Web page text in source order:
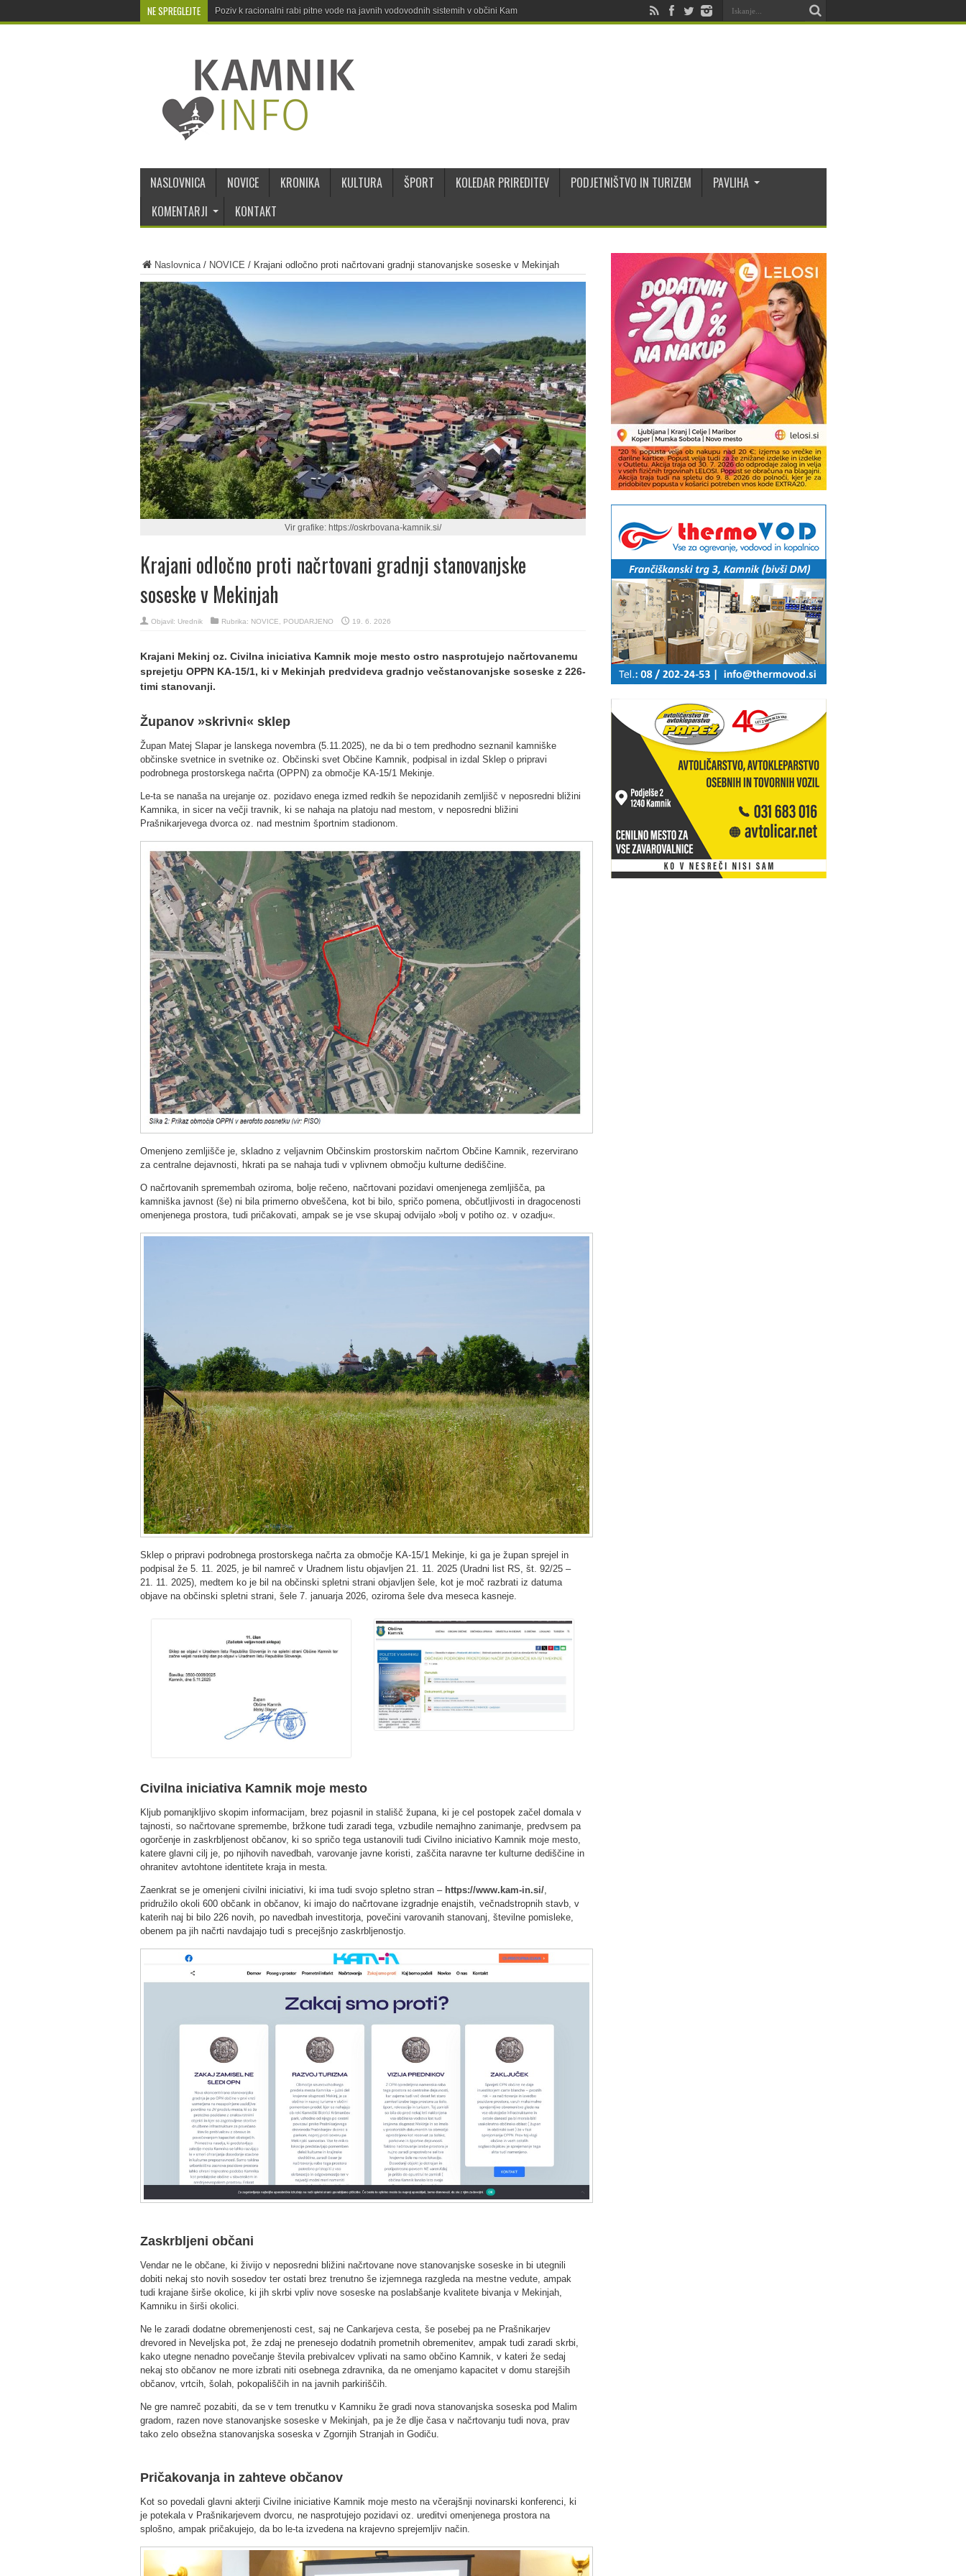
NE SPREGLEJTE Poziv k racionalni rabi pitne vode na javnih vodovodnih sistemih v občini Kamnik
NASLOVNICA NOVICE KRONIKA KULTURA ŠPORT KOLEDAR PRIREDITEV PODJETNIŠTVO IN TURIZEM
PAVLIHA
KOMENTARJI
KONTAKT
Naslovnica/ NOVICE / Krajani odločno proti načrtovani gradnji stanovanjske soseske v Mekinjah
Vir grafike: https://oskrbovana-kamnik.si/
Krajani odločno proti načrtovani gradnji stanovanjske
soseske v Mekinjah
Objavil: Urednik Rubrika: NOVICE POUDARJENO 19. 6. 2026
Krajani Mekinj oz. Civilna iniciativa Kamnik moje mesto ostro nasprotujejo načrtovanemu
sprejetju OPPN KA-15/1, ki v Mekinjah predvideva gradnjo večstanovanjske soseske z 226-
timi stanovanji.
Županov »skrivni« sklep
Župan Matej Slapar je lanskega novembra (5.11.2025), ne da bi o tem predhodno seznanil kamniške
občinske svetnice in svetnike oz. Občinski svet Občine Kamnik, podpisal in izdal Sklep o pripravi
podrobnega prostorskega načrta (OPPN) za območje KA-15/1 Mekinje.
Le-ta se nanaša na urejanje oz. pozidavo enega izmed redkih še nepozidanih zemljišč v neposredni bližini
Kamnika, in sicer na večji travnik, ki se nahaja na platoju nad mestom, v neposredni bližini
Prašnikarjevega dvorca oz. nad mestnim športnim stadionom.
Omenjeno zemljišče je, skladno z veljavnim Občinskim prostorskim načrtom Občine Kamnik, rezervirano
za centralne dejavnosti, hkrati pa se nahaja tudi v vplivnem območju kulturne dediščine.
O načrtovanih spremembah oziroma, bolje rečeno, načrtovani pozidavi omenjenega zemljišča, pa
kamniška javnost (še) ni bila primerno obveščena, kot bi bilo, spričo pomena, občutljivosti in dragocenosti
omenjenega prostora, tudi pričakovati, ampak se je vse skupaj odvijalo »bolj v potiho oz. v ozadju«.
Sklep o pripravi podrobnega prostorskega načrta za območje KA-15/1 Mekinje, ki ga je župan sprejel in
podpisal že 5. 11. 2025, je bil namreč v Uradnem listu objavljen 21. 11. 2025 (Uradni list RS, št. 92/25 –
21. 11. 2025), medtem ko je bil na občinski spletni strani objavljen šele, kot je moč razbrati iz datuma
objave na občinski spletni strani, šele 7. januarja 2026, oziroma šele dva meseca kasneje.
Civilna iniciativa Kamnik moje mesto
Kljub pomanjkljivo skopim informacijam, brez pojasnil in stališč župana, ki je cel postopek začel domala v
tajnosti, so načrtovane spremembe, bržkone tudi zaradi tega, vzbudile nemajhno zanimanje, predvsem pa
ogorčenje in zaskrbljenost občanov, ki so spričo tega ustanovili tudi Civilno iniciativo Kamnik moje mesto,
katere glavni cilj je, po njihovih navedbah, varovanje javne koristi, zaščita naravne ter kulturne dediščine in
ohranitev avtohtone identitete kraja in mesta.
Zaenkrat se je omenjeni civilni iniciativi, ki ima tudi svojo spletno stran – https://www.kam-in.si/,
pridružilo okoli 600 občank in občanov, ki imajo do načrtovane izgradnje enajstih, večnadstropnih stavb, v
katerih naj bi bilo 226 novih, po navedbah investitorja, povečini varovanih stanovanj, številne pomisleke,
obenem pa jih načrti navdajajo tudi s precejšnjo zaskrbljenostjo.
Zaskrbljeni občani
Vendar ne le občane, ki živijo v neposredni bližini načrtovane nove stanovanjske soseske in bi utegnili
dobiti nekaj sto novih sosedov ter ostati brez trenutno še izjemnega razgleda na mestne vedute, ampak
tudi krajane širše okolice, ki jih skrbi vpliv nove soseske na poslabšanje kvalitete bivanja v Mekinjah,
Kamniku in širši okolici.
Ne le zaradi dodatne obremenjenosti cest, saj ne Cankarjeva cesta, še posebej pa ne Prašnikarjev
drevored in Neveljska pot, že zdaj ne prenesejo dodatnih prometnih obremenitev, ampak tudi zaradi skrbi,
kako utegne nenadno povečanje števila prebivalcev vplivati na samo občino Kamnik, v kateri že sedaj
nekaj sto občanov ne more izbrati niti osebnega zdravnika, da ne omenjamo kapacitet v domu starejših
občanov, vrtcih, šolah, pokopališčih in na javnih parkiriščih.
Ne gre namreč pozabiti, da se v tem trenutku v Kamniku že gradi nova stanovanjska soseska pod Malim
gradom, razen nove stanovanjske soseske v Mekinjah, pa je že dlje časa v načrtovanju tudi nova, prav
tako zelo obsežna stanovanjska soseska v Zgornjih Stranjah in Godiču.
Pričakovanja in zahteve občanov
Kot so povedali glavni akterji Civilne iniciative Kamnik moje mesto na včerajšnji novinarski konferenci, ki
je potekala v Prašnikarjevem dvorcu, ne nasprotujejo pozidavi oz. ureditvi omenjenega prostora na
splošno, ampak pričakujejo, da bo le-ta izvedena na krajevno sprejemljiv način.